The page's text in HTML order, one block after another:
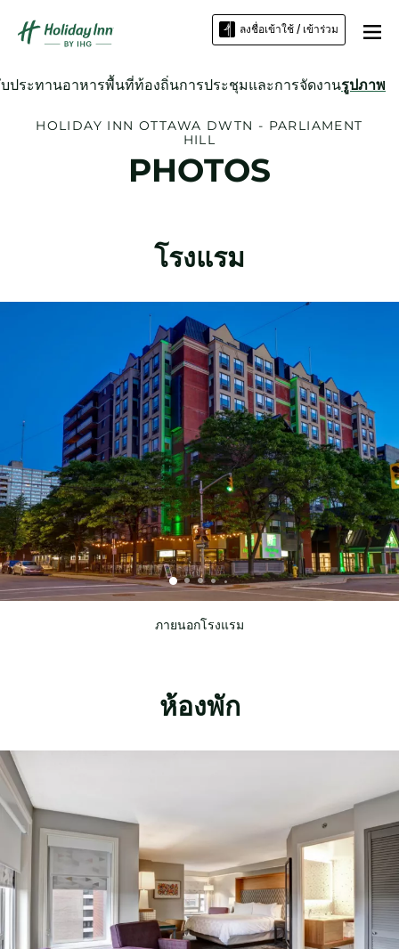
ลงชื่อเข้าใช้ / เข้าร่วม
ประทานอาหารพื้นที่ท้องถิ่นการประชุมและการจัดงานรูปภาพ
HOLIDAY INN OTTAWA DWTN - PARLIAMENT
HILL
PHOTOS
โรงแรม
ภายนอกโรงแรม
ห้องพัก